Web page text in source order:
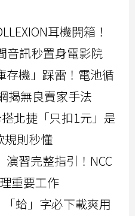
耳機開箱！
音訊秒置身電影院
存機」踩雷！電池循
揭無良賣家手法
北捷「只扣1元」是
規則秒懂
習完整指引！NCC
重要工作
蛤」字必下載爽用